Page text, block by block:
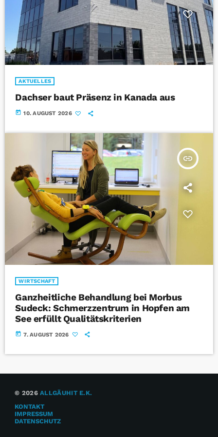
AKTUELLES
Dachser baut Präsenz in Kanada aus
today 10. AUGUST 2026
insert_link
WIRTSCHAFT
Ganzheitliche Behandlung bei Morbus
Sudeck: Schmerzzentrum in Hopfen am
See erfüllt Qualitätskriterien
today 7. AUGUST 2026
© 2026ALLGÄUHIT E.K.
KONTAKT
IMPRESSUM
DATENSCHUTZ